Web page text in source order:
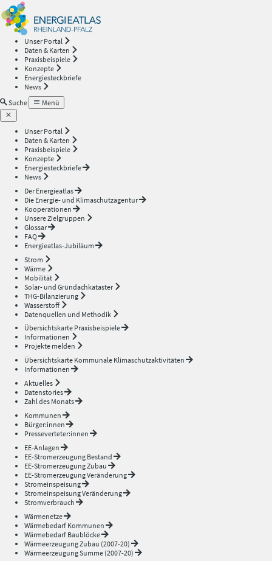
Unser Portal
Daten & Karten
Praxisbeispiele
Konzepte
Energiesteckbriefe
News
Suche
Menü
Unser Portal
Daten & Karten
Praxisbeispiele
Konzepte
Energiesteckbriefe
News
Der Energieatlas
Die Energie- und Klimaschutzagentur
Kooperationen
Unsere Zielgruppen
Glossar
FAQ
Energieatlas-Jubiläum
Strom
Wärme
Mobilität
Solar- und Gründachkataster
THG-Bilanzierung
Wasserstoff
Datenquellen und Methodik
Übersichtskarte Praxisbeispiele
Informationen
Projekte melden
Übersichtskarte Kommunale Klimaschutzaktivitäten
Informationen
Aktuelles
Datenstories
Zahl des Monats
Kommunen
Bürger:innen
Presseverteter:innen
EE-Anlagen
EE-Stromerzeugung Bestand
EE-Stromerzeugung Zubau
EE-Stromerzeugung Veränderung
Stromeinspeisung
Stromeinspeisung Veränderung
Stromverbrauch
Wärmenetze
Wärmebedarf Kommunen
Wärmebedarf Baublöcke
Wärmeerzeugung Zubau (2007-20)
Wärmeerzeugung Summe (2007-20)